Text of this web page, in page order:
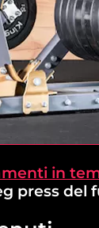
in
press del